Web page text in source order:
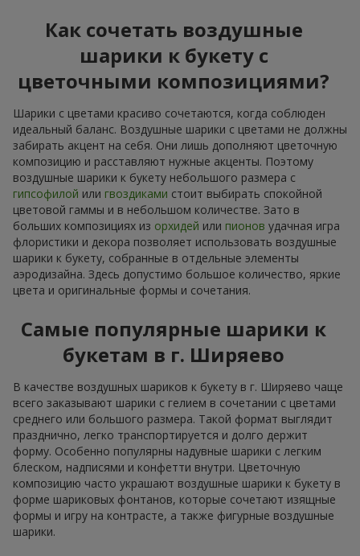
Как сочетать воздушные
шарики к букету с
цветочными композициями?
Шарики с цветами красиво сочетаются, когда соблюден
идеальный баланс. Воздушные шарики с цветами не должны
забирать акцент на себя. Они лишь дополняют цветочную
композицию и расставляют нужные акценты. Поэтому
воздушные шарики к букету небольшого размера с
гипсофилой или гвоздиками стоит выбирать спокойной
цветовой гаммы и в небольшом количестве. Зато в
больших композициях из орхидей или пионов удачная игра
флористики и декора позволяет использовать воздушные
шарики к букету, собранные в отдельные элементы
аэродизайна. Здесь допустимо большое количество, яркие
цвета и оригинальные формы и сочетания.
Самые популярные шарики к
букетам в г. Ширяево
В качестве воздушных шариков к букету в г. Ширяево чаще
всего заказывают шарики с гелием в сочетании с цветами
среднего или большого размера. Такой формат выглядит
празднично, легко транспортируется и долго держит
форму. Особенно популярны надувные шарики с легким
блеском, надписями и конфетти внутри. Цветочную
композицию часто украшают воздушные шарики к букету в
форме шариковых фонтанов, которые сочетают изящные
формы и игру на контрасте, а также фигурные воздушные
шарики.